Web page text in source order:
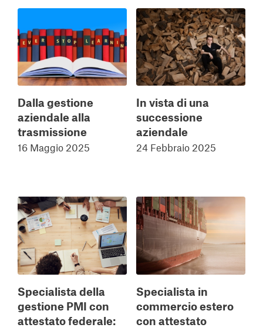
Dalla gestione
aziendale alla
trasmissione
16 Maggio 2025
In vista di una
successione
aziendale
24 Febbraio 2025
Specialista della
gestione PMI con
attestato federale:
Specialista in
commercio estero
con attestato